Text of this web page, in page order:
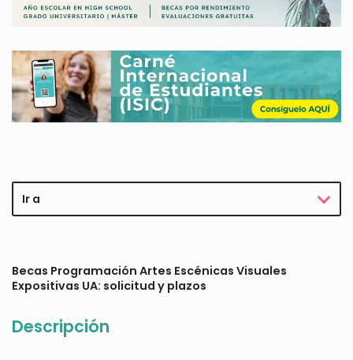
Ir a
Becas Programación Artes Escénicas Visuales
Expositivas UA: solicitud y plazos
Descripción